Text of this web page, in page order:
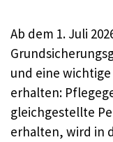
Ab dem 1. Juli
und eine
erhalten:
gleichgestellte
erhalten, wird in